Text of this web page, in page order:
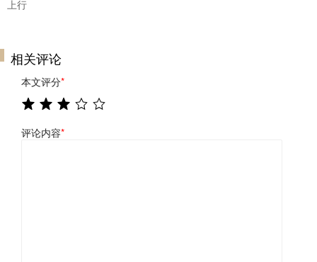
上行
相关评论
本文评分*
评论内容*